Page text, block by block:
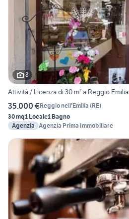
8
Attività / Licenza di 30 m² a Reggio Emilia
35.000 €Reggio nell'Emilia (RE)
30 mq1 Locale1 Bagno
Agenzia Agenzia Prima Immobiliare